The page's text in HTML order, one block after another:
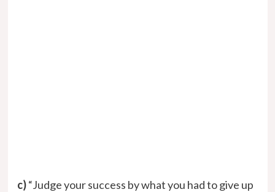
c)“Judge your success by what you had to give up